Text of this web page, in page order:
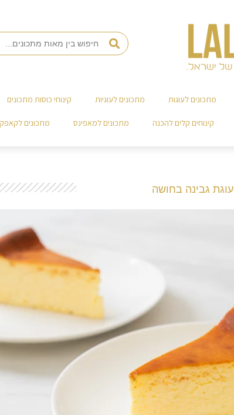
מתכונים לעוגות מתכונים לעוגיות קינוחי כוסות מתכונים
קינוחים קלים להכנה מתכונים למאפינס מתכונים
עוגת גבינה בחושה